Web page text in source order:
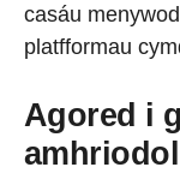
casáu
platfformau
Agored i
amhriodol